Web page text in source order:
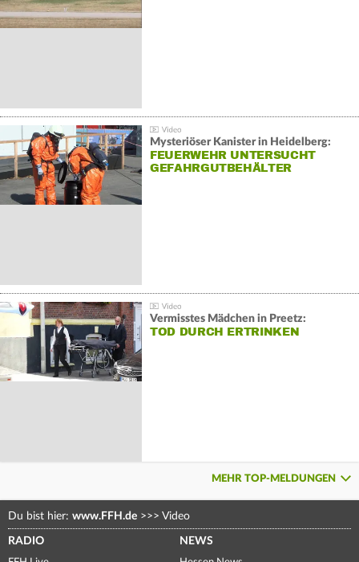
Mysteriöser Kanister in Heidelberg:
FEUERWEHR UNTERSUCHT
GEFAHRGUTBEHÄLTER
Vermisstes Mädchen in Preetz:
TOD DURCH ERTRINKEN
MEHR TOP-MELDUNGEN
Du bist hier: www.FFH.de >>> Video
RADIO NEWS